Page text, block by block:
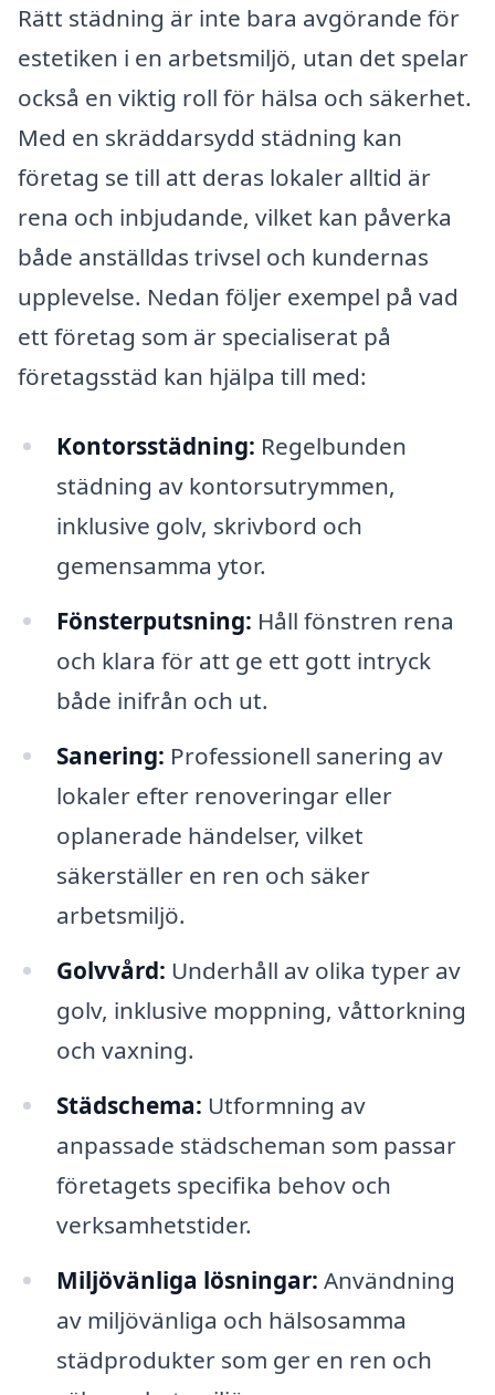
Rätt städning är inte bara avgörande för
estetiken i en arbetsmiljö, utan det spelar
också en viktig roll för hälsa och säkerhet.
Med en skräddarsydd städning kan
företag se till att deras lokaler alltid är
rena och inbjudande, vilket kan påverka
både anställdas trivsel och kundernas
upplevelse. Nedan följer exempel på vad
ett företag som är specialiserat på
företagsstäd kan hjälpa till med:
Kontorsstädning: Regelbunden
städning av kontorsutrymmen,
inklusive golv, skrivbord och
gemensamma ytor.
Fönsterputsning: Håll fönstren rena
och klara för att ge ett gott intryck
både inifrån och ut.
Sanering: Professionell sanering av
lokaler efter renoveringar eller
oplanerade händelser, vilket
säkerställer en ren och säker
arbetsmiljö.
Golvvård: Underhåll av olika typer av
golv, inklusive moppning, våttorkning
och vaxning.
Städschema: Utformning av
anpassade städscheman som passar
företagets specifika behov och
verksamhetstider.
Miljövänliga lösningar: Användning
av miljövänliga och hälsosamma
städprodukter som ger en ren och